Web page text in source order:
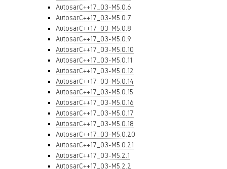
AutosarC++17_03-M5.0.6
AutosarC++17_03-M5.0.7
AutosarC++17_03-M5.0.8
AutosarC++17_03-M5.0.9
AutosarC++17_03-M5.0.10
AutosarC++17_03-M5.0.11
AutosarC++17_03-M5.0.12
AutosarC++17_03-M5.0.14
AutosarC++17_03-M5.0.15
AutosarC++17_03-M5.0.16
AutosarC++17_03-M5.0.17
AutosarC++17_03-M5.0.18
AutosarC++17_03-M5.0.20
AutosarC++17_03-M5.0.21
AutosarC++17_03-M5.2.1
AutosarC++17_03-M5.2.2